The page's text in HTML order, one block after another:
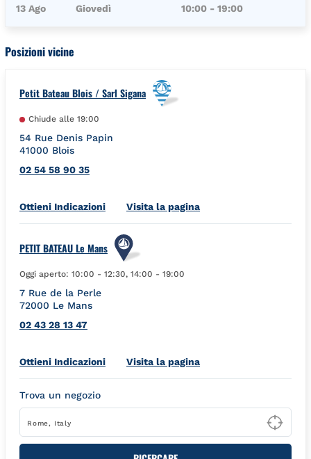
13 Ago
Giovedì 10:00 - 19:00
Posizioni vicine
Petit Bateau Blois / Sarl Sigana
Chiude alle 19:00
54 Rue Denis Papin
41000 Blois
02 54 58 90 35
Ottieni IndicazioniLink Opens in New Tab
Visita la pagina
PETIT BATEAU Le Mans
Oggi aperto: 10:00 - 12:30, 14:00 - 19:00
7 Rue de la Perle
72000 Le Mans
02 43 28 13 47
Ottieni IndicazioniLink Opens in New Tab
Visita la pagina
Trova un negozio